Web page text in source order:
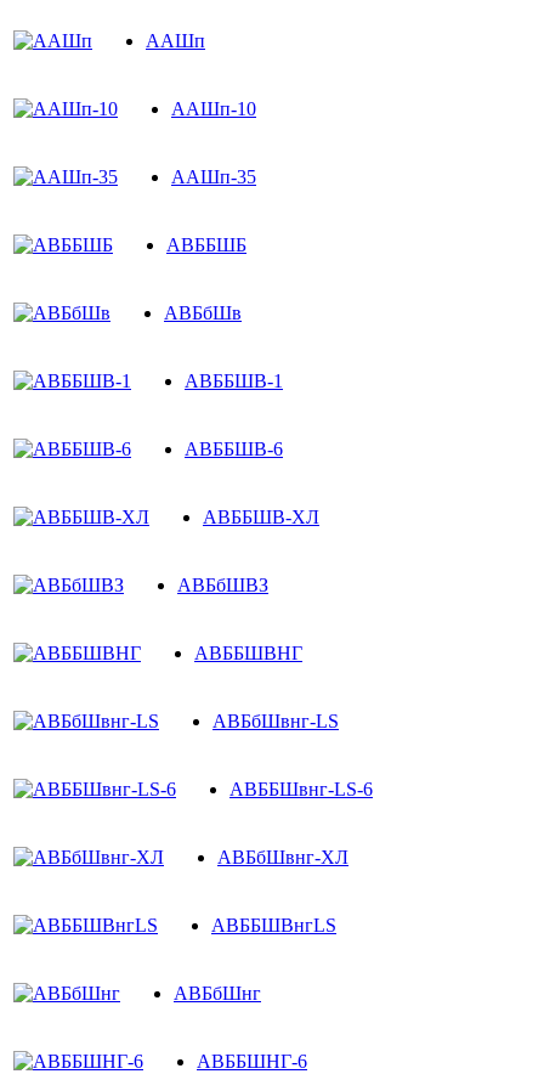
ААШп
ААШп-10
ААШп-35
АВББШБ
АВБбШв
АВББШВ-1
АВББШВ-6
АВББШВ-ХЛ
АВБбШВЗ
АВББШВНГ
АВБбШвнг-LS
АВББШвнг-LS-6
АВБбШвнг-ХЛ
АВББШВнгLS
АВБбШнг
АВББШНГ-6